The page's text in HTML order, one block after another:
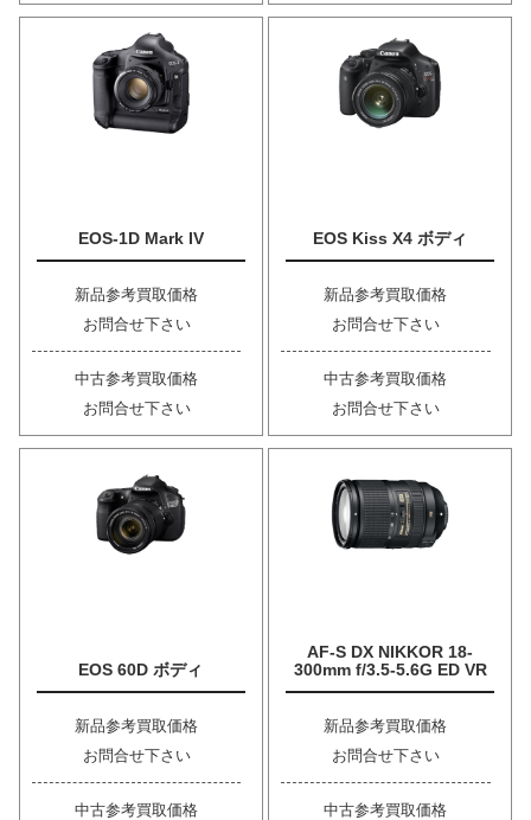
EOS-1D Mark IV
新品参考買取価格
お問合せ下さい
中古参考買取価格
お問合せ下さい
EOS Kiss X4 ボディ
新品参考買取価格
お問合せ下さい
中古参考買取価格
お問合せ下さい
EOS 60D ボディ
新品参考買取価格
お問合せ下さい
中古参考買取価格
AF-S DX NIKKOR 18-
300mm f/3.5-5.6G ED VR
新品参考買取価格
お問合せ下さい
中古参考買取価格